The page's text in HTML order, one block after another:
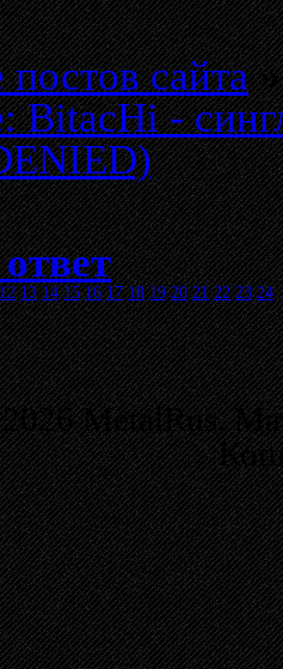
сайта»
BitacHi -
12 13 14 15 16 17 18 19 20 21 22 23 24
MetalRus.